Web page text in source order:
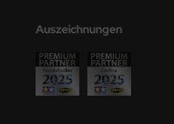
Auszeichnungen
Decals